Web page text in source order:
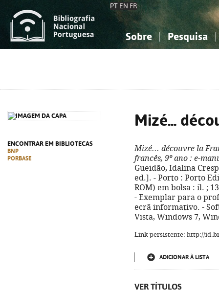
PT EN FR
Sobre Pesquisa
ENCONTRAR EM BIBLIOTECAS
BNP
PORBASE
Mizé...
Mizé... découvre la
francês, 9º ano : e-
Gueidão, Idalina
ed.]. - Porto : Porto
ROM) em bolsa : il. ;
- Exemplar para o
ecrã informativo. -
Vista, Windows 7,
Link persistente: http://
ADICIONAR À LISTA
VER TÍTULOS